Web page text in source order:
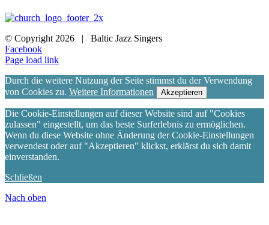
© Copyright 2026 | Baltic Jazz Singers
Facebook
Page load link
Durch die weitere Nutzung der Seite stimmst du der Verwendung
von Cookies zu. Weitere Informationen Akzeptieren
Die Cookie-Einstellungen auf dieser Website sind auf "Cookies
zulassen" eingestellt, um das beste Surferlebnis zu ermöglichen.
Wenn du diese Website ohne Änderung der Cookie-Einstellungen
verwendest oder auf "Akzeptieren" klickst, erklärst du sich damit
einverstanden.
Schließen
Nach oben